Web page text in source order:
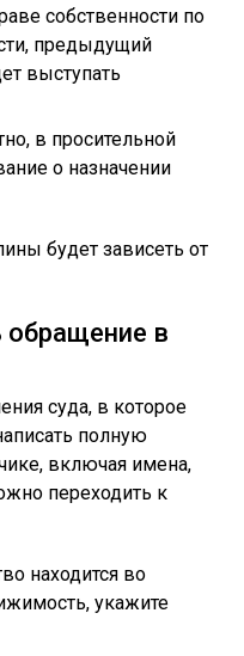
собственности по
предыдущий
выступать
в просительной
о назначении
будет зависеть от
обращение в
суда, в которое
полную
включая имена,
переходить к
находится во
укажите